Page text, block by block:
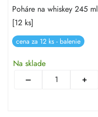
Poháre na whiskey 245 ml
[12 ks]
cena za 12 ks - balenie
Na sklade